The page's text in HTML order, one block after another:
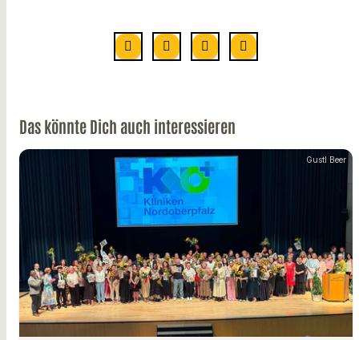
Das könnte Dich auch interessieren
Gustl Beer